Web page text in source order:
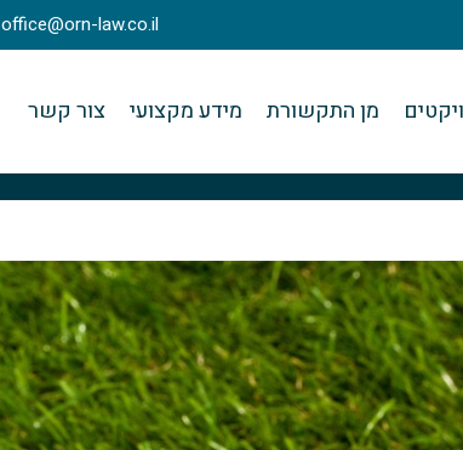
office@orn-law.co.il
מן התקשורת מידע מקצועי צור קשר